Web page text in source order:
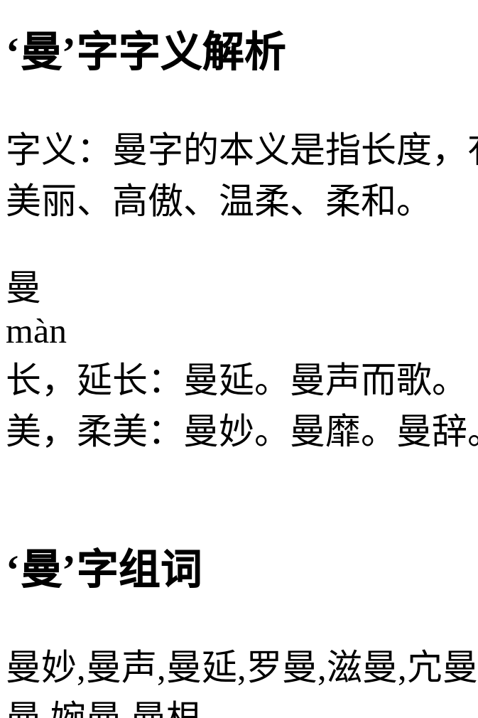
‘曼’字字义解析
字义：曼字的本义是指长度
美丽、高傲、温柔、柔和。
曼
màn
长，延长：曼延。曼声而歌。
美，柔美：曼妙。曼靡。曼辞
‘曼’字组词
曼妙,曼声,曼延,罗曼,滋曼,宂